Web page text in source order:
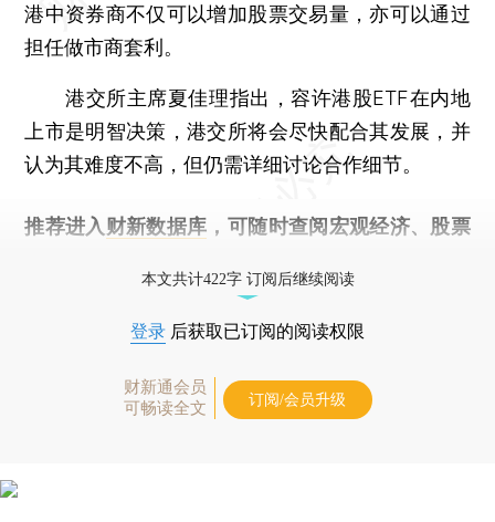
港中资券商不仅可以增加股票交易量，亦可以通过
担任做市商套利。
港交所主席夏佳理指出，容许港股ETF在内地
上市是明智决策，港交所将会尽快配合其发展，并
认为其难度不高，但仍需详细讨论合作细节。
推荐进入 财新数据库 ，可随时查阅宏观经济、股票
本文共计422字 订阅后继续阅读
登录 后获取已订阅的阅读权限
财新通会员
可畅读全文
订阅/会员升级